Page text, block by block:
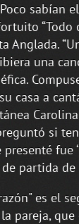
sabían
“Todo
Anglada.
una
su casa a
si
fue
partida de
es el
pareja,